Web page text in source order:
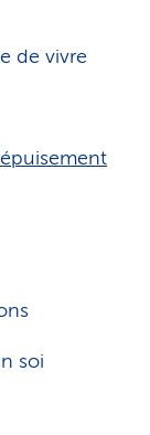
de vivre
épuisement
soi